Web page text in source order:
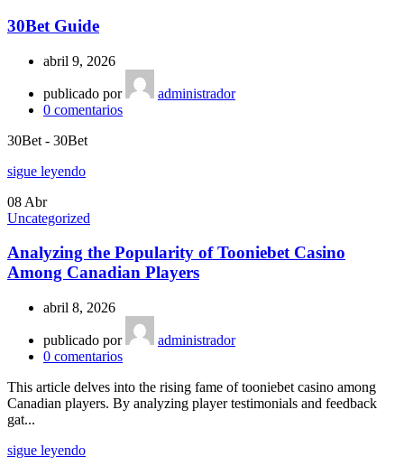
30Bet Guide
abril 9, 2026
publicado por
administrador
0 comentarios
30Bet - 30Bet
sigue leyendo
08 Abr
Uncategorized
Analyzing the Popularity of Tooniebet Casino
Among Canadian Players
abril 8, 2026
publicado por
administrador
0 comentarios
This article delves into the rising fame of tooniebet casino among
Canadian players. By analyzing player testimonials and feedback
gat...
sigue leyendo